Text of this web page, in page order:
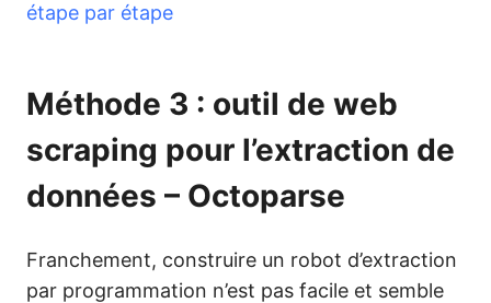
étape par étape
Méthode 3 : outil de web
scraping pour l’extraction de
données – Octoparse
Franchement, construire un robot d’extraction
par programmation n’est pas facile et semble